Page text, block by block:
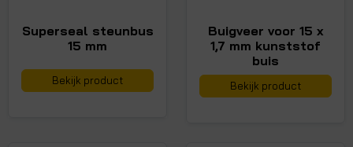
Superseal steunbus
15 mm
Bekijk product
Buigveer voor 15 x
1,7 mm kunststof
buis
Bekijk product